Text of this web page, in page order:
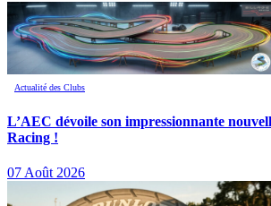
Actualité des Clubs
L’AEC dévoile son impressionnante
Racing !
07 Août 2026